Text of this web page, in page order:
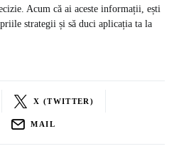
Acum că ai aceste informații, ești
strategii și să duci aplicația ta la
X (TWITTER)
MAIL